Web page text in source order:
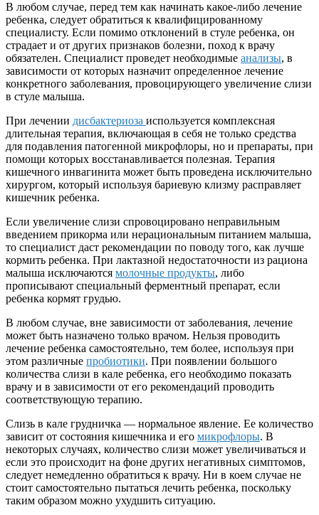
В любом случае, перед тем как начинать какое-либо лечение
ребенка, следует обратиться к квалифицированному
специалисту. Если помимо отклонений в стуле ребенка, он
страдает и от других признаков болезни, поход к врачу
обязателен. Специалист проведет необходимые анализы, в
зависимости от которых назначит определенное лечение
конкретного заболевания, провоцирующего увеличение слизи
в стуле малыша.
При лечении дисбактериоза используется комплексная
длительная терапия, включающая в себя не только средства
для подавления патогенной микрофлоры, но и препараты, при
помощи которых восстанавливается полезная. Терапия
кишечного инвагинита может быть проведена исключительно
хирургом, который используя бариевую клизму расправляет
кишечник ребенка.
Если увеличение слизи спровоцировано неправильным
введением прикорма или нерациональным питанием малыша,
то специалист даст рекомендации по поводу того, как лучше
кормить ребенка. При лактазной недостаточности из рациона
малыша исключаются молочные продукты, либо
прописывают специальный ферментный препарат, если
ребенка кормят грудью.
В любом случае, вне зависимости от заболевания, лечение
может быть назначено только врачом. Нельзя проводить
лечение ребенка самостоятельно, тем более, используя при
этом различные пробиотики. При появлении большого
количества слизи в кале ребенка, его необходимо показать
врачу и в зависимости от его рекомендаций проводить
соответствующую терапию.
Слизь в кале грудничка — нормальное явление. Ее количество
зависит от состояния кишечника и его микрофлоры. В
некоторых случаях, количество слизи может увеличиваться и
если это происходит на фоне других негативных симптомов,
следует немедленно обратиться к врачу. Ни в коем случае не
стоит самостоятельно пытаться лечить ребенка, поскольку
таким образом можно ухудшить ситуацию.